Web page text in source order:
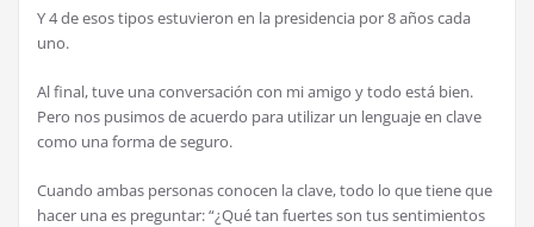
Y 4 de esos tipos estuvieron en la presidencia por 8 años cada
uno.
Al final, tuve una conversación con mi amigo y todo está bien.
Pero nos pusimos de acuerdo para utilizar un lenguaje en clave
como una forma de seguro.
Cuando ambas personas conocen la clave, todo lo que tiene que
hacer una es preguntar: “¿Qué tan fuertes son tus sentimientos